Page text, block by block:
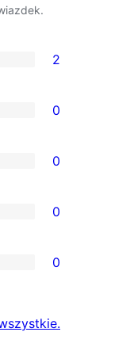
2
0
0
0
0
recenzje
.